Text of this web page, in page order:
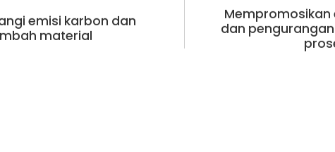
emisi karbon dan
material
Mempromosikan
dan